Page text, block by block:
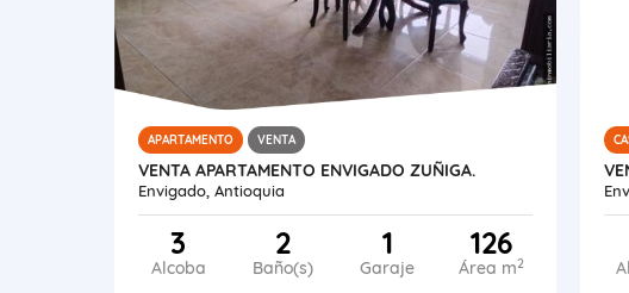
APARTAMENTO VENTA
VENTA APARTAMENTO ENVIGADO ZUÑIGA.
Envigado, Antioquia
3
Alcoba
2
Baño(s)
1
Garaje
126
Área m2